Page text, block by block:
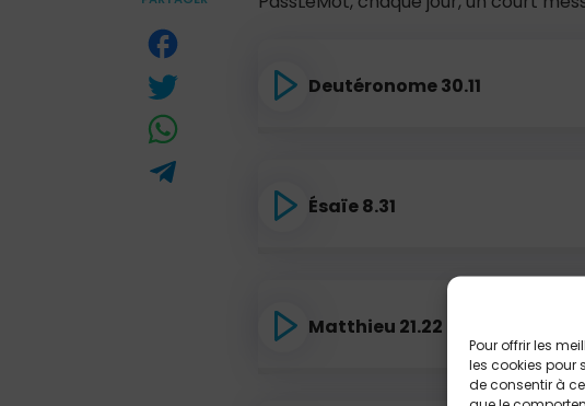
Pour offrir les
les cookies pour
de consentir à
Deutéronome 30.11
Ésaïe 8.31
Matthieu 21.22